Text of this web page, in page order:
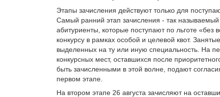
Этапы зачисления действуют только для
Самый ранний этап зачисления - так
абитуриенты, которые поступают по льготе «без
конкурсу в рамках особой и целевой квот.
выделенных на ту или иную специальность. На
конкурсных мест, оставшихся после
быть зачисленными в этой волне, подают
первом этапе.
На втором этапе 26 августа зачисляют на